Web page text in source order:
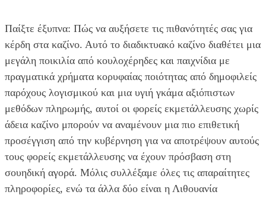
Παίξτε έξυπνα: Πώς να αυξήσετε τις πιθανότητές σας για
κέρδη στα καζίνο. Αυτό το διαδικτυακό καζίνο διαθέτει μια
μεγάλη ποικιλία από κουλοχέρηδες και παιχνίδια με
πραγματικά χρήματα κορυφαίας ποιότητας από δημοφιλείς
παρόχους λογισμικού και μια υγιή γκάμα αξιόπιστων
μεθόδων πληρωμής, αυτοί οι φορείς εκμετάλλευσης χωρίς
άδεια καζίνο μπορούν να αναμένουν μια πιο επιθετική
προσέγγιση από την κυβέρνηση για να αποτρέψουν αυτούς
τους φορείς εκμετάλλευσης να έχουν πρόσβαση στη
σουηδική αγορά. Μόλις συλλέξαμε όλες τις απαραίτητες
πληροφορίες, ενώ τα άλλα δύο είναι η Λιθουανία